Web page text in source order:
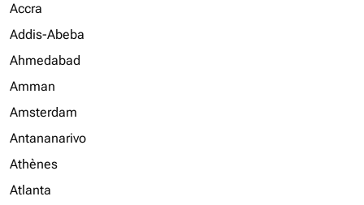
Accra
Addis-Abeba
Ahmedabad
Amman
Amsterdam
Antananarivo
Athènes
Atlanta